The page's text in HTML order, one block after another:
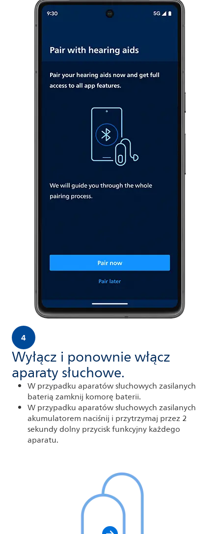
4
Wyłącz i ponownie włącz
aparaty słuchowe.
W przypadku aparatów słuchowych zasilanych
baterią zamknij komorę baterii.
W przypadku aparatów słuchowych zasilanych
akumulatorem naciśnij i przytrzymaj przez 2
sekundy dolny przycisk funkcyjny każdego
aparatu.